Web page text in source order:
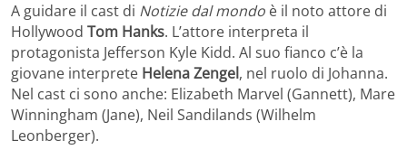
A guidare il cast di Notizie dal mondo è il noto attore di
Hollywood Tom Hanks. L’attore interpreta il
protagonista Jefferson Kyle Kidd. Al suo fianco c’è la
giovane interprete Helena Zengel, nel ruolo di Johanna.
Nel cast ci sono anche: Elizabeth Marvel (Gannett), Mare
Winningham (Jane), Neil Sandilands (Wilhelm
Leonberger).